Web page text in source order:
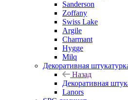
Sanderson
Zoffany
Swiss Lake
Argile
Charmant
Hygge
Milq
Декоративная
Назад
Декоративная
Lanors